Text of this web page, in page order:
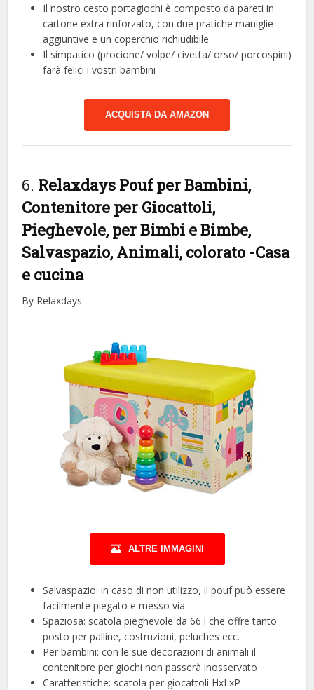
Il nostro cesto portagiochi è composto da pareti in
cartone extra rinforzato, con due pratiche maniglie
aggiuntive e un coperchio richiudibile
Il simpatico (procione/ volpe/ civetta/ orso/ porcospini)
farà felici i vostri bambini
ACQUISTA DA AMAZON
6. Relaxdays Pouf per Bambini,
Contenitore per Giocattoli,
Pieghevole, per Bimbi e Bimbe,
Salvaspazio, Animali, colorato -Casa
e cucina
By Relaxdays
ALTRE IMMAGINI
Salvaspazio: in caso di non utilizzo, il pouf può essere
facilmente piegato e messo via
Spaziosa: scatola pieghevole da 66 l che offre tanto
posto per palline, costruzioni, peluches ecc.
Per bambini: con le sue decorazioni di animali il
contenitore per giochi non passerà inosservato
Caratteristiche: scatola per giocattoli HxLxP